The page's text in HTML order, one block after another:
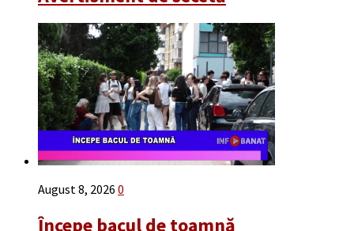
August 8, 2026 0
Începe bacul de toamnă